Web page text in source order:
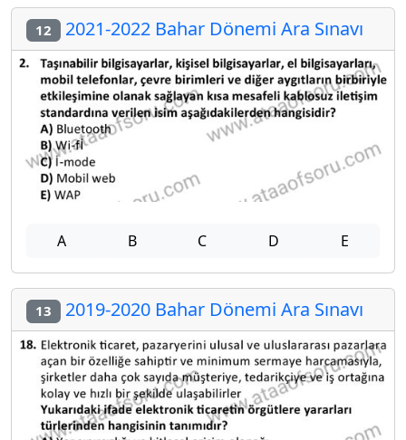
12 2021-2022 Bahar Dönemi Ara Sınavı
A B C D E
13 2019-2020 Bahar Dönemi Ara Sınavı